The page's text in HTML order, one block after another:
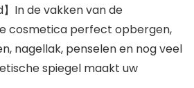
】In de vakken van de
cosmetica perfect opbergen,
nagellak, penselen en nog veel
spiegel maakt uw